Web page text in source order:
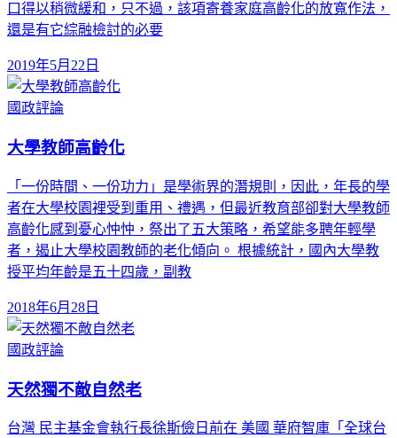
口得以稍微緩和，只不過，該項寄養家庭高齡化的放寬作法，
還是有它綜融檢討的必要
2019年5月22日
國政評論
大學教師高齡化
「一份時間、一份功力」是學術界的潛規則，因此，年長的學
者在大學校園裡受到重用、禮遇，但最近教育部卻對大學教師
高齡化感到憂心忡忡，祭出了五大策略，希望能多聘年輕學
者，遏止大學校園教師的老化傾向。 根據統計，國內大學教
授平均年齡是五十四歲，副教
2018年6月28日
國政評論
天然獨不敵自然老
台灣 民主基金會執行長徐斯儉日前在 美國 華府智庫「全球台